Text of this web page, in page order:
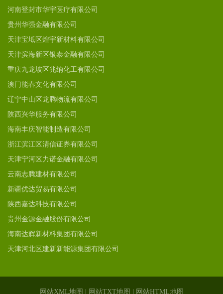
河南登封市华宇医疗有限公司
贵州华强金融有限公司
天津宝坻区煌宇新材料有限公司
天津滨海新区银泰金融有限公司
重庆九龙坡区兆纳化工有限公司
澳门能春文化有限公司
辽宁中山区龙腾物流有限公司
陕西兴华服务有限公司
海南丰庆智能制造有限公司
浙江滨江区清信证券有限公司
天津宁河区力诺金融有限公司
云南志腾建材有限公司
新疆优达贸易有限公司
陕西嘉达科技有限公司
贵州金源金融股份有限公司
海南达辉新材料集团有限公司
天津河北区建新新能源集团有限公司
网站XML地图 网站TXT地图 网站HTML地图